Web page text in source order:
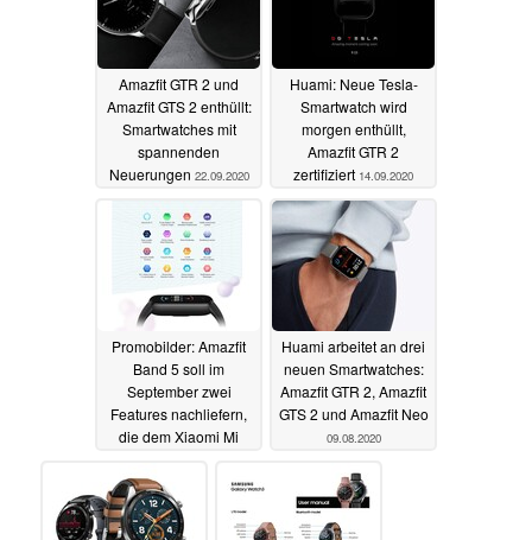
Amazfit GTR 2 und
Amazfit GTS 2 enthüllt:
Smartwatches mit
spannenden
Neuerungen 22.09.2020
Huami: Neue Tesla-
Smartwatch wird
morgen enthüllt,
Amazfit GTR 2
zertifiziert 14.09.2020
Promobilder: Amazfit
Band 5 soll im
September zwei
Features nachliefern,
die dem Xiaomi Mi
Huami arbeitet an drei
neuen Smartwatches:
Amazfit GTR 2, Amazfit
GTS 2 und Amazfit Neo
09.08.2020